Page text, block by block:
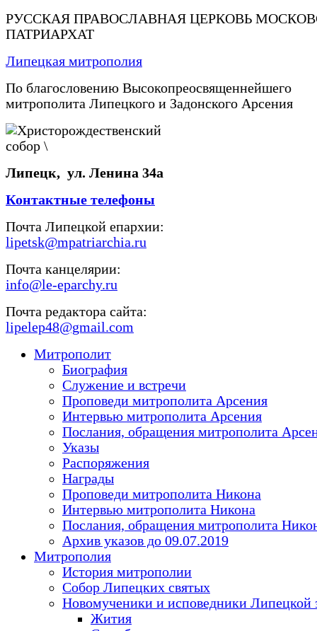
РУССКАЯ ПРАВОСЛАВНАЯ ЦЕРКОВЬ
ПАТРИАРХАТ
Липецкая митрополия
По благословению Высокопреосвященнейшего
митрополита Липецкого и Задонского Арсения
Липецк, ул. Ленина 34а
Контактные телефоны
Почта Липецкой епархии:
lipetsk@mpatriarchia.ru
Почта канцелярии:
info@le-eparchy.ru
Почта редактора сайта:
lipelep48@gmail.com
Митрополит
Биография
Служение и встречи
Проповеди митрополита Арсения
Интервью митрополита Арсения
Послания, обращения митрополита
Указы
Распоряжения
Награды
Проповеди митрополита Никона
Интервью митрополита Никона
Послания, обращения митрополита
Архив указов до 09.07.2019
Митрополия
История митрополии
Собор Липецких святых
Новомученики и исповедники Липецкой
Жития